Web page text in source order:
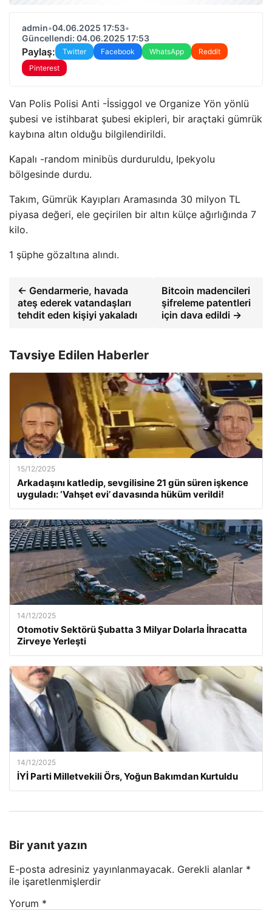
admin•04.06.2025 17:53•
Güncellendi: 04.06.2025 17:53
Paylaş: Twitter Facebook WhatsApp
Reddit
Pinterest
Van Polis Polisi Anti -İssiggol ve Organize Yön yönlü
şubesi ve istihbarat şubesi ekipleri, bir araçtaki gümrük
kaybına altın olduğu bilgilendirildi.
Kapalı -random minibüs durduruldu, Ipekyolu
bölgesinde durdu.
Takım, Gümrük Kayıpları Aramasında 30 milyon TL
piyasa değeri, ele geçirilen bir altın külçe ağırlığında 7
kilo.
1 şüphe gözaltına alındı.
← Gendarmerie, havada
ateş ederek vatandaşları
tehdit eden kişiyi yakaladı
Bitcoin madencileri
şifreleme patentleri
için dava edildi →
Tavsiye Edilen Haberler
15/12/2025
Arkadaşını katledip, sevgilisine 21 gün süren işkence
uyguladı: ‘Vahşet evi’ davasında hüküm verildi!
14/12/2025
Otomotiv Sektörü Şubatta 3 Milyar Dolarla İhracatta
Zirveye Yerleşti
14/12/2025
İYİ Parti Milletvekili Örs, Yoğun Bakımdan Kurtuldu
Bir yanıt yazın
E-posta adresiniz yayınlanmayacak. Gerekli alanlar *
ile işaretlenmişlerdir
Yorum *